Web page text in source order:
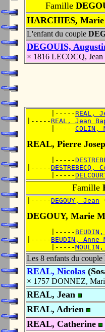
Famille
HARCHIES, Marie
L'enfant du couple
DEGOUIS,
× 1816 LECOCQ, Jean
      |-----
REAL,
|-----REAL, Jean
      |-----
COLIN,
REAL, Pierre
      |-----
|-----DESTREBECQ,
      |-----
Famille
|-----DEGOUY, Jean
DEGOUY, Marie
      |-----
|----- BEUDIN, Anne
      |-----
Les 8 enfants du couple
REAL, Nicolas
× 1757 DONNEZ,
REAL, Jean
REAL, Adrien
REAL, Catherine